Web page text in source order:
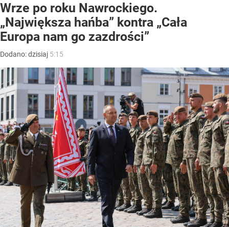
Wrze po roku Nawrockiego.
„Największa hańba” kontra „Cała
Europa nam go zazdrości”
Dodano:dzisiaj 5:15